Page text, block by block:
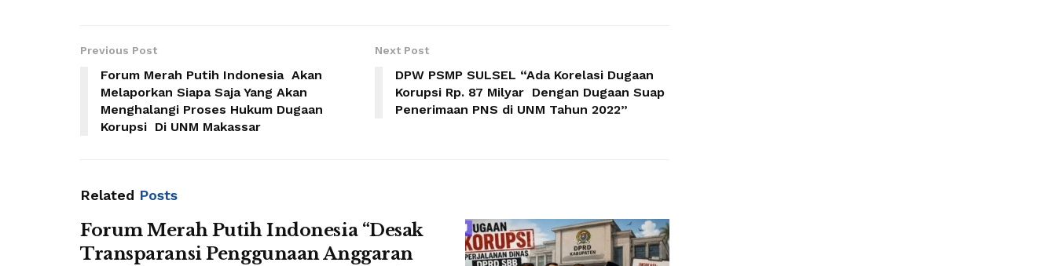
Previous Post
Forum Merah Putih Indonesia Akan
Melaporkan Siapa Saja Yang Akan
Menghalangi Proses Hukum Dugaan
Korupsi Di UNM Makassar
Next Post
DPW PSMP SULSEL “Ada Korelasi Dugaan
Korupsi Rp. 87 Milyar Dengan Dugaan Suap
Penerimaan PNS di UNM Tahun 2022”
Related Posts
Forum Merah Putih Indonesia “Desak
Transparansi Penggunaan Anggaran